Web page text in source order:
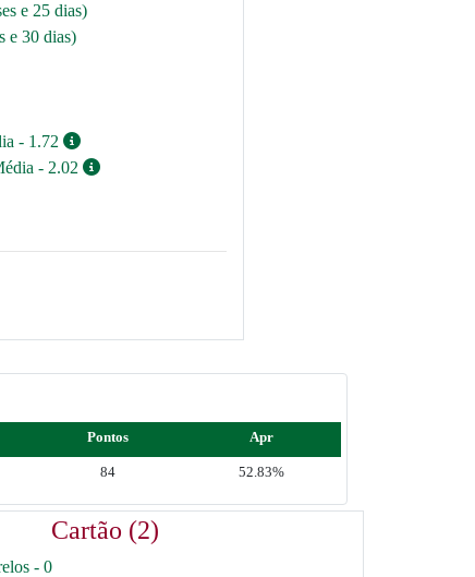
e 25 dias)
e 30 dias)
- 1.72
- 2.02
Pontos Apr
84 52.83%
Cartão (2)
- 0